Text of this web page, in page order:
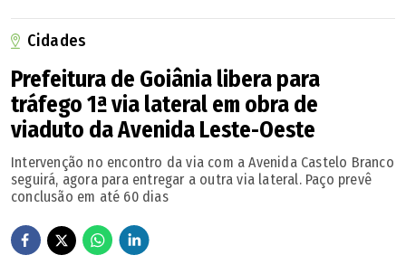
autorização para confisco de imóveis abandonados, está
pronto para ser votado em primeiro turno. Na justificativa,
o atual presidente da Casa lembra que o novo Código Civil
Brasileiro trouxe inovações nesse quesito.
O Art. 1.276 define que o imóvel urbano que o proprietário
abandonar ou do qual deixar de pagar os tributos poderá
passar, após três anos, para a posse do Município ou
Distrito Federal. Caso o proprietário tenha interesse em
interromper o processo de arrecadação, terá de cuidar do
Cidades
Prefeitura de Goiânia libera para
tráfego 1ª via lateral em obra de
viaduto da Avenida Leste-Oeste
Intervenção no encontro da via com a Avenida Castelo Branco
seguirá, agora para entregar a outra via lateral. Paço prevê
conclusão em até 60 dias